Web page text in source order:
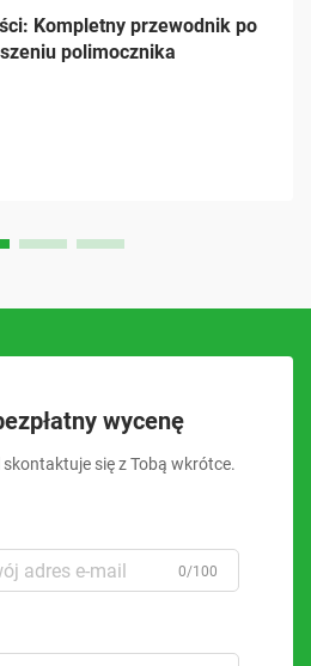
Kompletny przewodnik po
polimocznika
wycenę
się z Tobą wkrótce.
0/100